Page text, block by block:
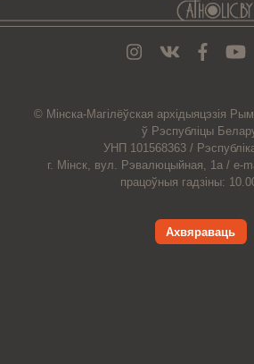
© Мiнска-Магiлёўская архiдыяцэзiя
ў Рэспубліцы
УНП 101568363 /
г. Мінск, вул. Рэвалюцыйная, 1а / e-
працоўныя гадзіны:
Ахвяраваць